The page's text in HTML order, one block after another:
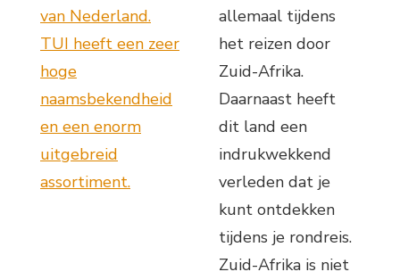
van Nederland.
TUI heeft een zeer
hoge
naamsbekendheid
en een enorm
uitgebreid
assortiment.
allemaal tijdens
het reizen door
Zuid-Afrika.
Daarnaast heeft
dit land een
indrukwekkend
verleden dat je
kunt ontdekken
tijdens je rondreis.
Zuid-Afrika is niet